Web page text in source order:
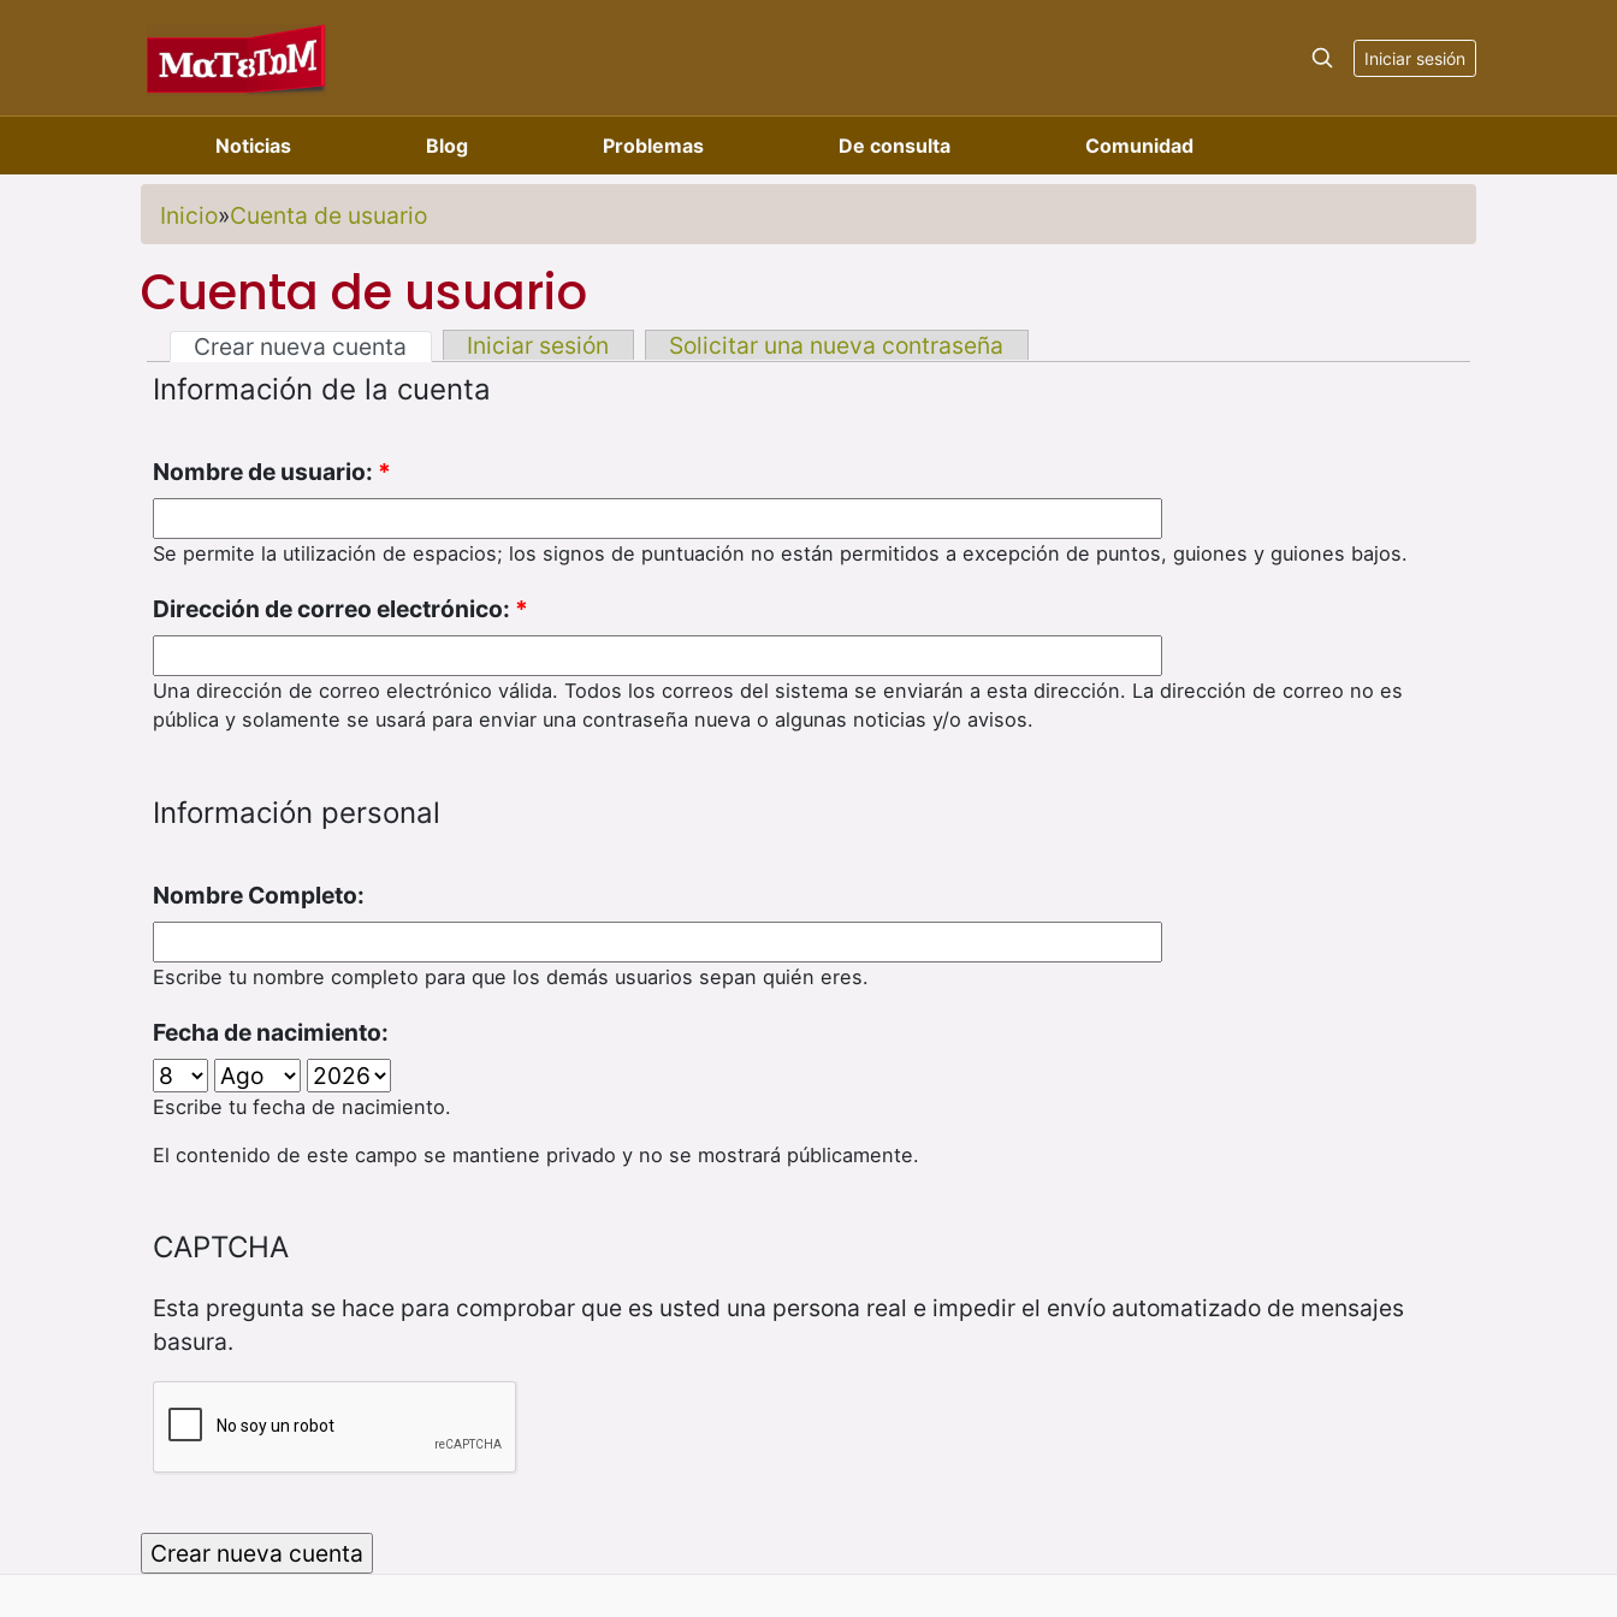
Iniciar sesión
Noticias Blog Problemas De consulta Comunidad
Inicio»Cuenta de usuario
Cuenta de usuario
Crear nueva cuenta Iniciar sesión Solicitar una nueva contraseña
Información de la cuenta
Nombre de usuario: *
Se permite la utilización de espacios; los signos de puntuación no están permitidos a excepción de puntos, guiones y guiones bajos.
Dirección de correo electrónico: *
Una dirección de correo electrónico válida. Todos los correos del sistema se enviarán a esta dirección. La dirección de correo no es
pública y solamente se usará para enviar una contraseña nueva o algunas noticias y/o avisos.
Información personal
Nombre Completo:
Escribe tu nombre completo para que los demás usuarios sepan quién eres.
Fecha de nacimiento:
Escribe tu fecha de nacimiento.
El contenido de este campo se mantiene privado y no se mostrará públicamente.
CAPTCHA
Esta pregunta se hace para comprobar que es usted una persona real e impedir el envío automatizado de mensajes
basura.